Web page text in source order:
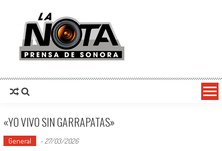
La Nota Prensa De Sonora
«YO VIVO SIN GARRAPATAS»
General - 27/03/2026